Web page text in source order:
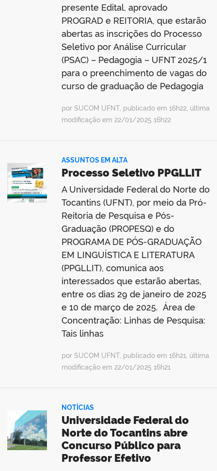
presente Edital, aprovado
PROGRAD e REITORIA, que estarão
abertas as inscrições do Processo
Seletivo por Análise Curricular
(PSAC) – Pedagogia – UFNT 2025/1
para o preenchimento de vagas do
curso de graduação de Pedagogia
por SUCOM UFNT, publicado em 16h22, última
modificação em 22/01/2025 16h22
ASSUNTOS EM ALTA
Processo Seletivo PPGLLIT
A Universidade Federal do Norte do
Tocantins (UFNT), por meio da Pró-
Reitoria de Pesquisa e Pós-
Graduação (PROPESQ) e do
PROGRAMA DE PÓS-GRADUAÇÃO
EM LINGUÍSTICA E LITERATURA
(PPGLLIT), comunica aos
interessados que estarão abertas,
entre os dias 29 de janeiro de 2025
e 10 de março de 2025. Área de
Concentração: Linhas de Pesquisa:
Tais linhas
por SUCOM UFNT, publicado em 16h21, última
modificação em 22/01/2025 16h21
NOTÍCIAS
Universidade Federal do
Norte do Tocantins abre
Concurso Público para
Professor Efetivo